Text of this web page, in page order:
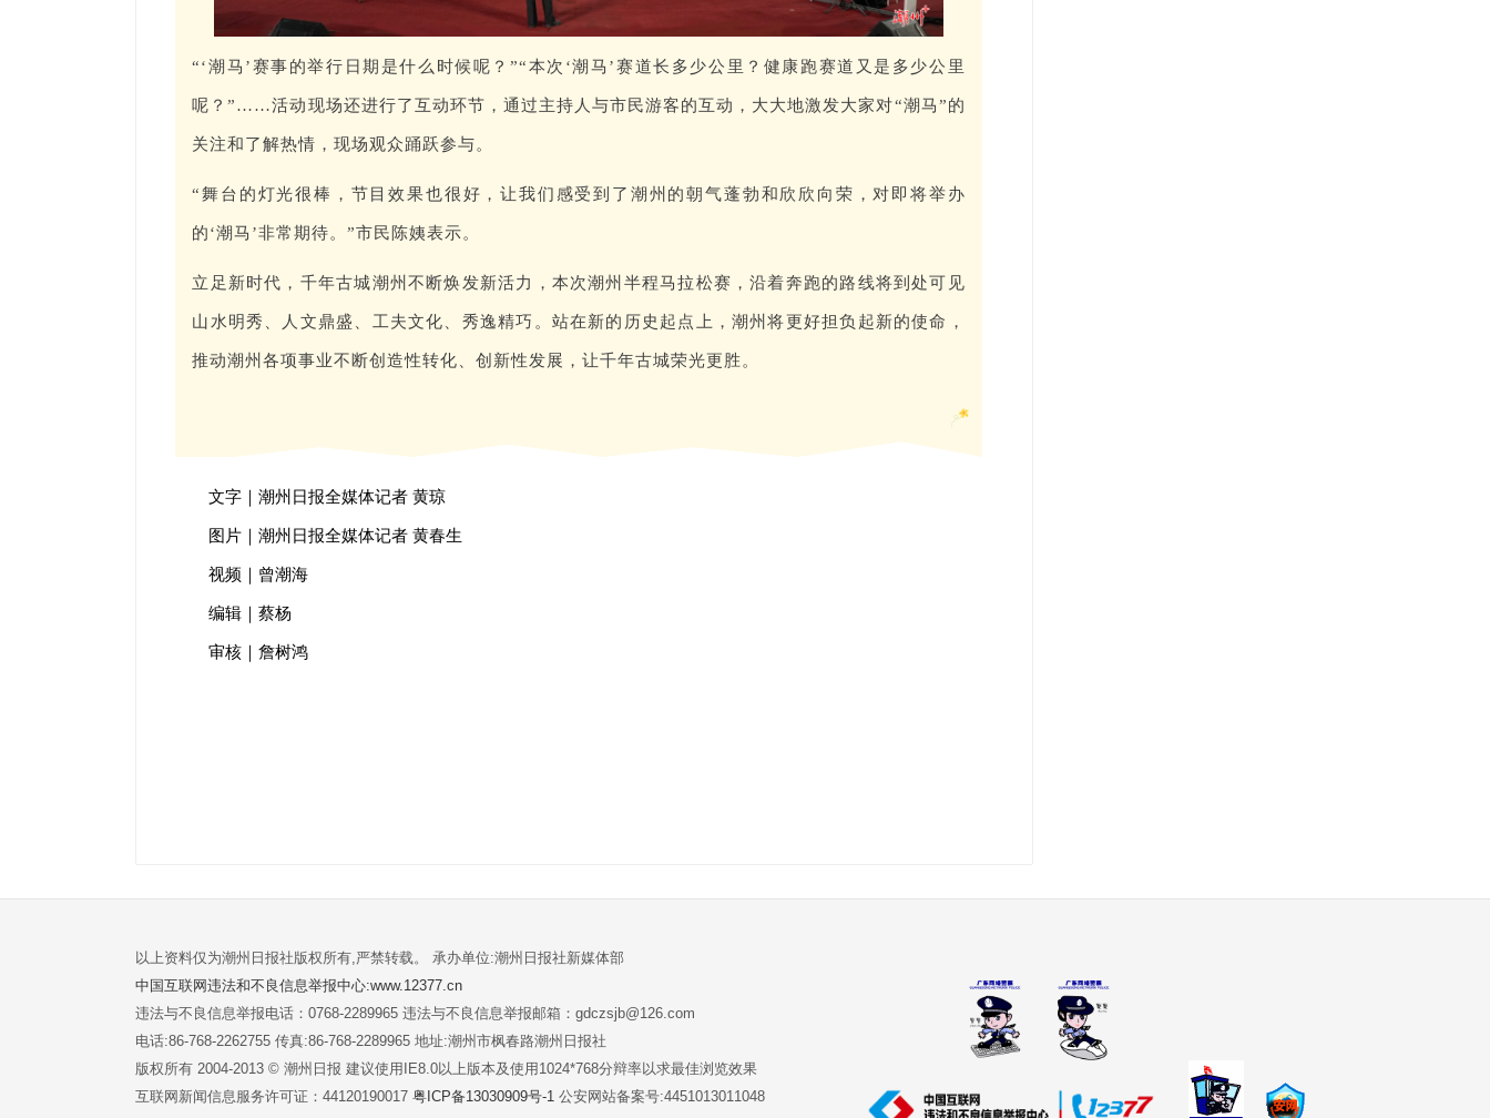
“‘潮马’赛事的举行日期是什么时候呢？”“本次‘潮马’赛道长多少公里？健康跑赛道又是多少公里
呢？”……活动现场还进行了互动环节，通过主持人与市民游客的互动，大大地激发大家对“潮马”的
关注和了解热情，现场观众踊跃参与。
“舞台的灯光很棒，节目效果也很好，让我们感受到了潮州的朝气蓬勃和欣欣向荣，对即将举办
的‘潮马’非常期待。”市民陈姨表示。
立足新时代，千年古城潮州不断焕发新活力，本次潮州半程马拉松赛，沿着奔跑的路线将到处可见
山水明秀、人文鼎盛、工夫文化、秀逸精巧。站在新的历史起点上，潮州将更好担负起新的使命，
推动潮州各项事业不断创造性转化、创新性发展，让千年古城荣光更胜。
文字｜潮州日报全媒体记者 黄琼
图片｜潮州日报全媒体记者 黄春生
视频｜曾潮海
编辑｜蔡杨
审核｜詹树鸿
以上资料仅为潮州日报社版权所有,严禁转载。 承办单位:潮州日报社新媒体部
中国互联网违法和不良信息举报中心:www.12377.cn
违法与不良信息举报电话：0768-2289965 违法与不良信息举报邮箱：gdczsjb@126.com
电话:86-768-2262755 传真:86-768-2289965 地址:潮州市枫春路潮州日报社
版权所有 2004-2013 © 潮州日报 建议使用IE8.0以上版本及使用1024*768分辩率以求最佳浏览效果
互联网新闻信息服务许可证：44120190017 粤ICP备13030909号-1 公安网站备案号:4451013011048